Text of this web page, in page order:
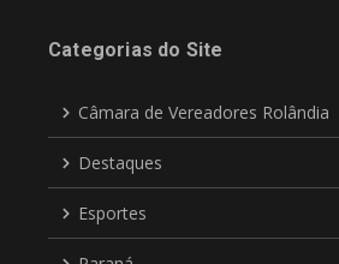
Categorias do Site
Câmara de Vereadores Rolândia
Destaques
Esportes